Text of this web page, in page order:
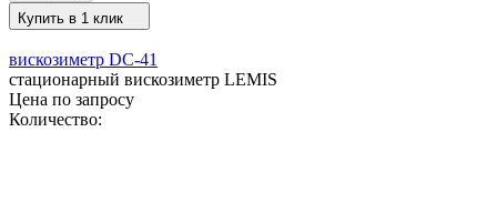
Купить в 1 клик
вискозиметр DC-41
стационарный вискозиметр LEMIS
Цена по запросу
Количество: